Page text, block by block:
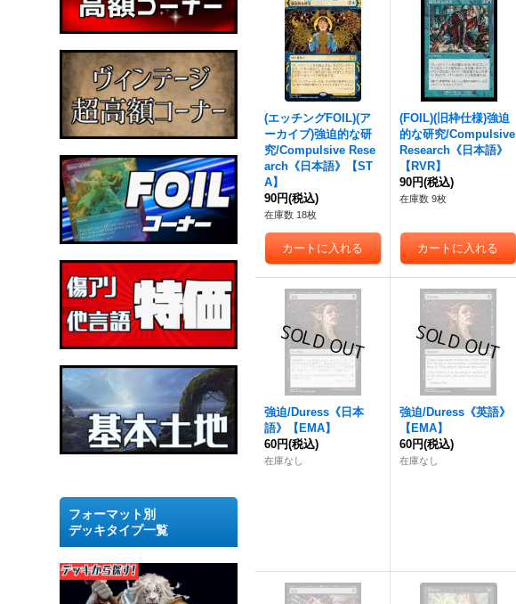
フォーマット別
デッキタイプ一覧
(エッチングFOIL)(ア
ーカイブ)強迫的な研
究/Compulsive Rese
arch《日本語》【ST
A】
90円(税込)
在庫数 18枚
(FOIL)(旧枠仕様)強迫
的な研究/Compulsive
Research《日本語》
【RVR】
90円(税込)
在庫数 9枚
強迫/Duress《日本
語》【EMA】
60円(税込)
在庫なし
強迫/Duress《英語》
【EMA】
60円(税込)
在庫なし